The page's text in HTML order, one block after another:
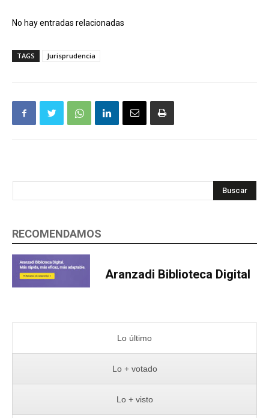
No hay entradas relacionadas
TAGS Jurisprudencia
Buscar
RECOMENDAMOS
Aranzadi Biblioteca Digital
Lo último
Lo + votado
Lo + visto